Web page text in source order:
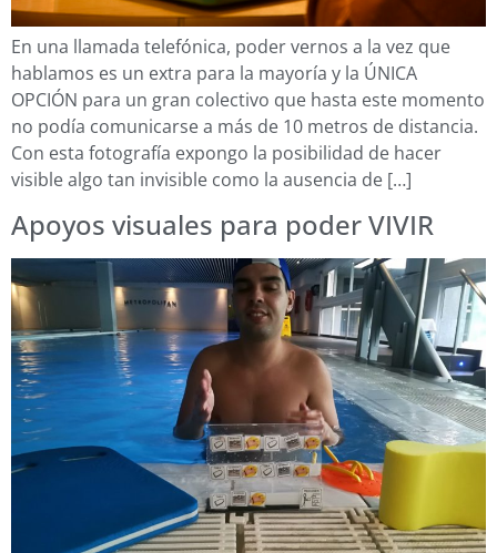
En una llamada telefónica, poder vernos a la vez que
hablamos es un extra para la mayoría y la ÚNICA
OPCIÓN para un gran colectivo que hasta este momento
no podía comunicarse a más de 10 metros de distancia.
Con esta fotografía expongo la posibilidad de hacer
visible algo tan invisible como la ausencia de […]
Apoyos visuales para poder VIVIR